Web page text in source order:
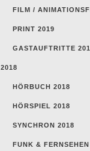
FILM /
PRINT 2019
GASTAUFTRITTE
2018
HÖRBUCH 2018
HÖRSPIEL 2018
SYNCHRON 2018
FUNK &